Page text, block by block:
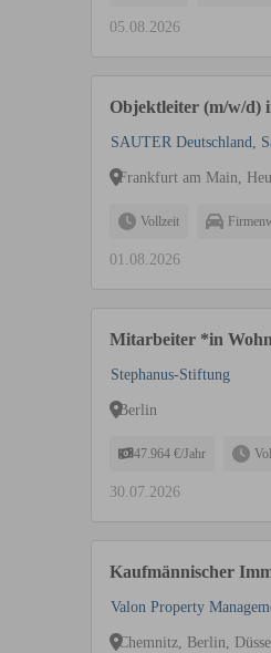
05.08.2026
Objektleiter (m/w/d)
SAUTER Deutschland,
Frankfurt am Main,
Vollzeit
01.08.2026
Mitarbeiter *in
Stephanus-Stiftung
Berlin
47.964 €/Jahr
30.07.2026
Kaufmännischer
Valon Property
Chemnitz, Berlin,